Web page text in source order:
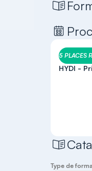
5 PLACES
HYDI -
Type de